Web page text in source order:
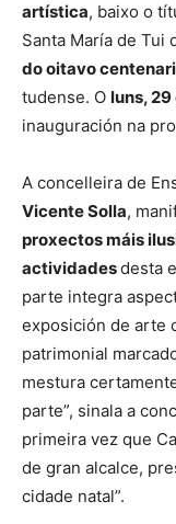
artística, baixo o
Santa María de Tui
do oitavo
tudense. O luns,
inauguración na
A concelleira de
Vicente Solla,
proxectos máis
actividadesdesta
parte integra
exposición de arte
patrimonial
mestura
parte”, sinala a
primeira vez que
de gran alcalce,
cidade natal”.